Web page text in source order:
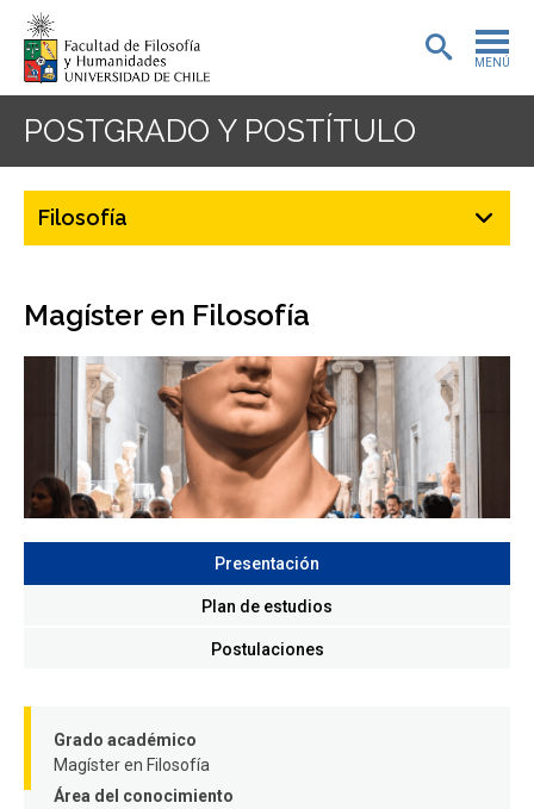
MENÚ
PORTADA
EXTENSIÓN
BIBLIOTECA
DEPARTAMENTOS
FACULTAD
POSTGRADO Y POSTÍTULO
Filosofía
Magíster en Filosofía
Presentación
Plan de estudios
Postulaciones
Grado académico
Magíster en Filosofía
Área del conocimiento